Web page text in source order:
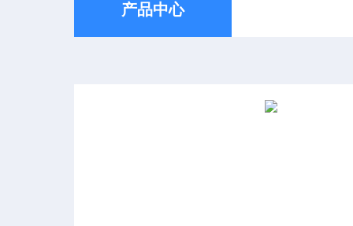
产品中心